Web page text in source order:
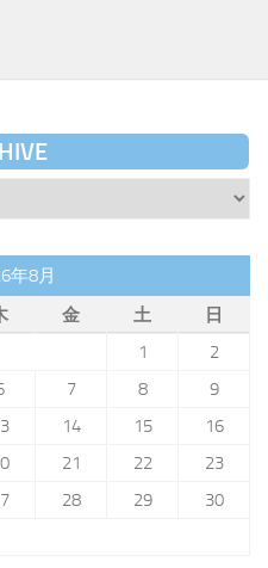
年8月
金 土
日
1
2
7 8
9
14 15
16
21 22
23
28 29
30